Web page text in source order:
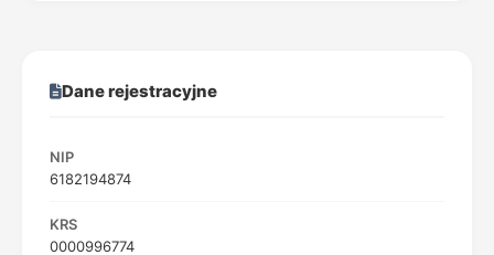
Dane rejestracyjne
NIP
6182194874
KRS
0000996774